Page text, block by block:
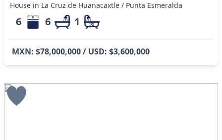
House in La Cruz de Huanacaxtle / Punta Esmeralda
6 6 1
MXN: $78,000,000 / USD: $3,600,000